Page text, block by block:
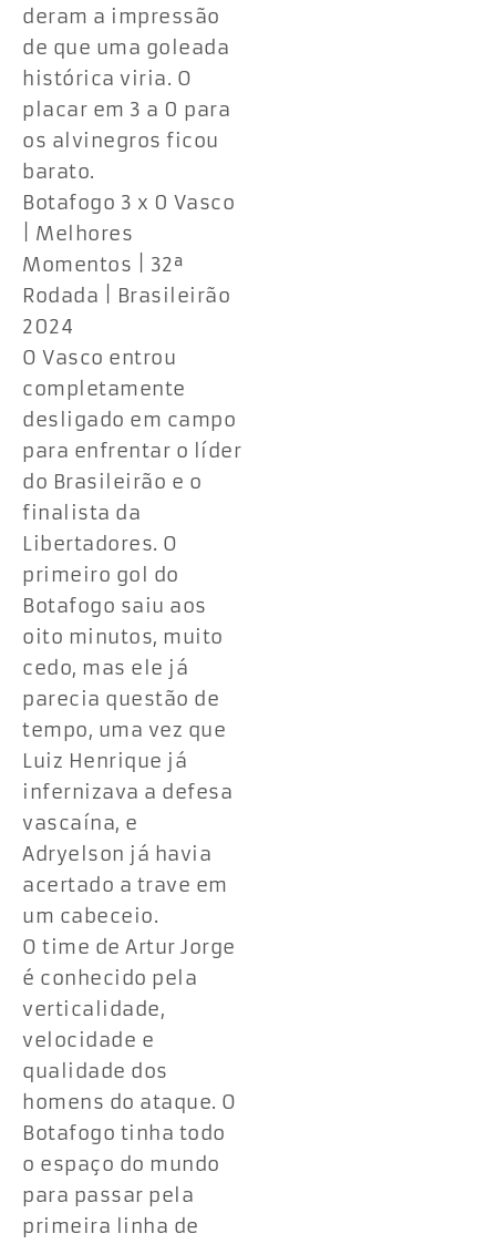
deram a impressão
de que uma goleada
histórica viria. O
placar em 3 a 0 para
os alvinegros ficou
barato.
Botafogo 3 x 0 Vasco
| Melhores
Momentos | 32ª
Rodada | Brasileirão
2024
O Vasco entrou
completamente
desligado em campo
para enfrentar o líder
do Brasileirão e o
finalista da
Libertadores. O
primeiro gol do
Botafogo saiu aos
oito minutos, muito
cedo, mas ele já
parecia questão de
tempo, uma vez que
Luiz Henrique já
infernizava a defesa
vascaína, e
Adryelson já havia
acertado a trave em
um cabeceio.
O time de Artur Jorge
é conhecido pela
verticalidade,
velocidade e
qualidade dos
homens do ataque. O
Botafogo tinha todo
o espaço do mundo
para passar pela
primeira linha de